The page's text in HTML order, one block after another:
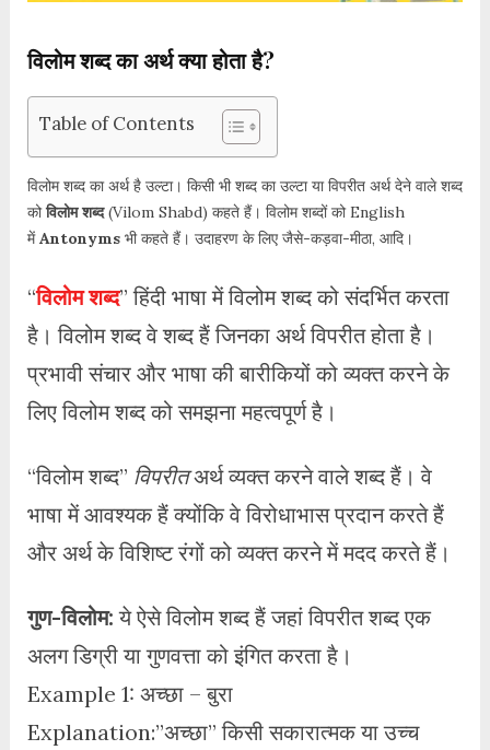
विलोम शब्द का अर्थ क्या होता है?
Table of Contents
विलोम शब्द का अर्थ है उल्टा। किसी भी शब्द का उल्टा या विपरीत अर्थ देने वाले शब्द
कोविलोम शब्द(Vilom Shabd) कहते हैं। विलोम शब्दों को English
मेंAntonymsभी कहते हैं। उदाहरण के लिए जैसे-कड़वा-मीठा, आदि।
“विलोम शब्द” हिंदी भाषा में विलोम शब्द को संदर्भित करता
है। विलोम शब्द वे शब्द हैं जिनका अर्थ विपरीत होता है।
प्रभावी संचार और भाषा की बारीकियों को व्यक्त करने के
लिए विलोम शब्द को समझना महत्वपूर्ण है।
“विलोम शब्द” विपरीतअर्थ व्यक्त करने वाले शब्द हैं। वे
भाषा में आवश्यक हैं क्योंकि वे विरोधाभास प्रदान करते हैं
और अर्थ के विशिष्ट रंगों को व्यक्त करने में मदद करते हैं।
गुण-विलोम: ये ऐसे विलोम शब्द हैं जहां विपरीत शब्द एक
अलग डिग्री या गुणवत्ता को इंगित करता है।
Example 1: अच्छा – बुरा
Explanation:”अच्छा” किसी सकारात्मक या उच्च